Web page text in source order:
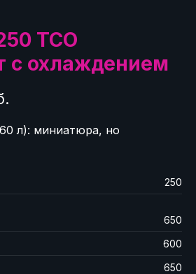
ТСО
с охлаждением
л): миниатюра, но
250
650
600
650